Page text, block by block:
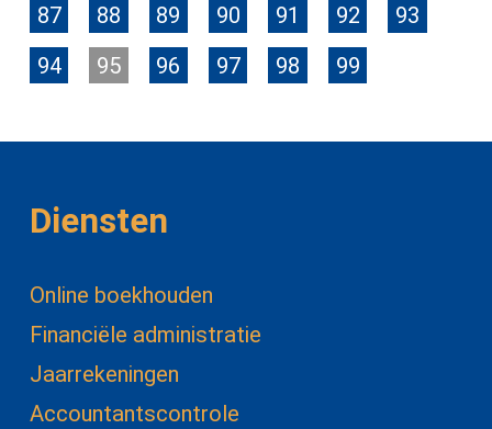
87
88 89 90 91 92
93
94
95 96 97 98 99
Diensten
Online boekhouden
Financiële administratie
Jaarrekeningen
Accountantscontrole